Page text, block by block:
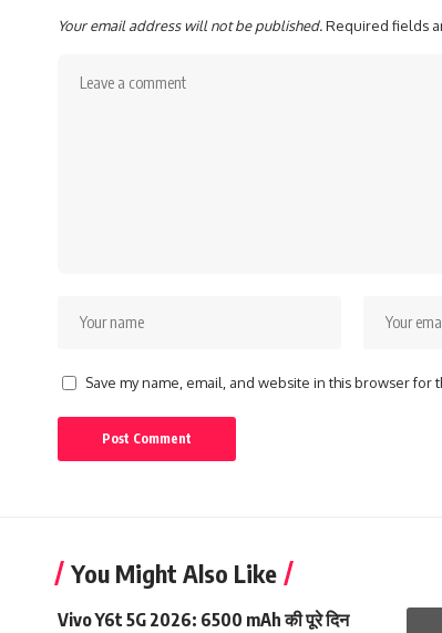
Your email address will not be published.Required fields
Save my name, email, and website in this browser for
You Might Also Like
Vivo Y6t 5G 2026: 6500 mAh की पूरे दिन